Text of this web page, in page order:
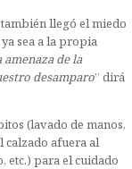
llegó el miedo
sea a la propia
amenaza de la
desamparo” dirá
(lavado de manos,
calzado afuera al
etc.) para el cuidado